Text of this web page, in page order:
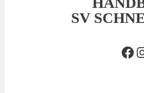
SV
Facebook SVS